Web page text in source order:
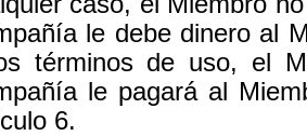
le debe dinero al
términos de uso, el
le pagará al
6.